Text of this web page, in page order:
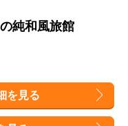
純和風旅館
を見る